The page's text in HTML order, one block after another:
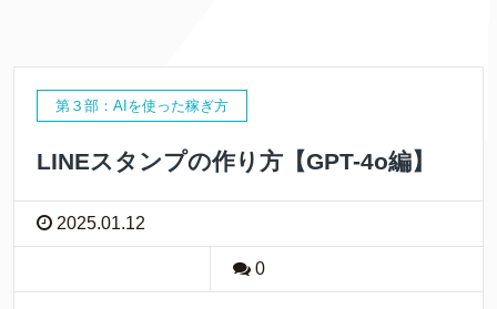
第３部：AIを使った稼ぎ方
LINEスタンプの作り方【GPT-4o編】
2025.01.12
0